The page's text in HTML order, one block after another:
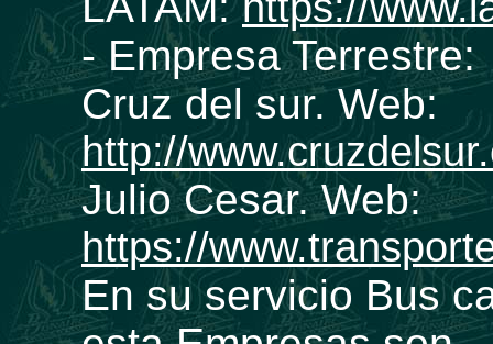
- Empresa Terrestre:
Cruz del sur. Web:
http://
Julio Cesar. Web:
https://
En su servicio Bus